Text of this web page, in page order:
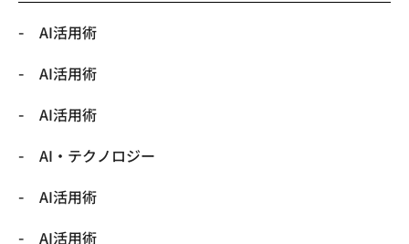
AI活用術
AI活用術
AI活用術
​AI・テクノロジー
​AI活用術
​AI活用術